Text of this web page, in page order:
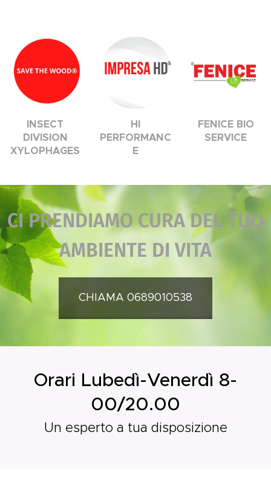
INSECT
DIVISION
XYLOPHAGES
HI
PERFORMANC
E
FENICE BIO
SERVICE
CI PRENDIAMO CURA DEL TUO
AMBIENTE DI VITA
CHIAMA 0689010538
Orari Lubedì-Venerdì 8-
00/20.00
Un esperto a tua disposizione